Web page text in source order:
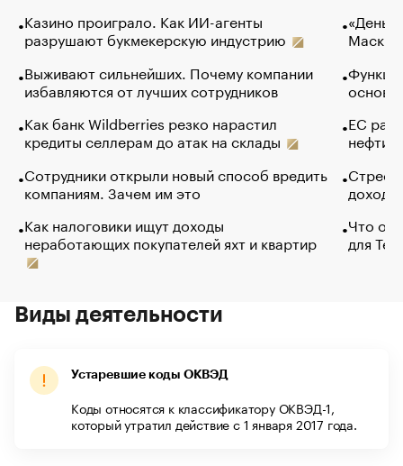
Казино проиграло. Как ИИ-агенты
разрушают букмекерскую индустрию
Выживают сильнейших. Почему компании
избавляются от лучших сотрудников
Как банк Wildberries резко нарастил
кредиты селлерам до атак на склады
Сотрудники открыли новый способ вредить
компаниям. Зачем им это
Как налоговики ищут доходы
неработающих покупателей яхт и квартир
Маск в
основ
ЕС
нефти
Что
для
Виды деятельности
Устаревшие коды ОКВЭД
Коды относятся к классификатору ОКВЭД-1,
который утратил действие с 1 января 2017 года.